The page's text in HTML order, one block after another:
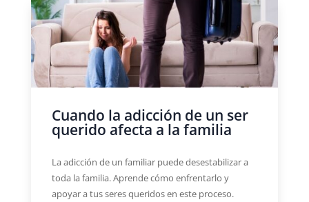
Cuando la adicción de un ser
querido afecta a la familia
La adicción de un familiar puede desestabilizar a
toda la familia. Aprende cómo enfrentarlo y
apoyar a tus seres queridos en este proceso.